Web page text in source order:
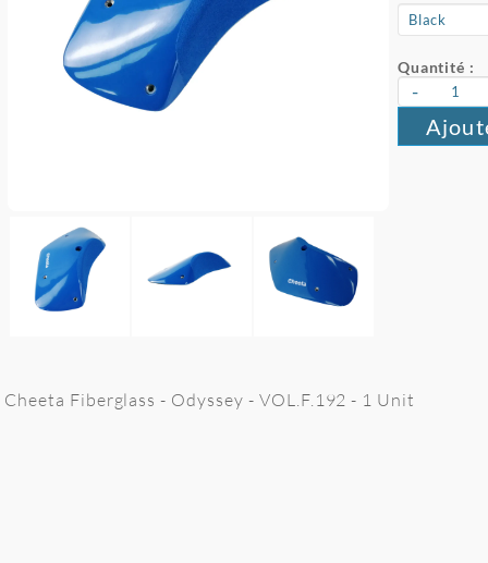
Quantité :
-
Cheeta Fiberglass - Odyssey - VOL.F.192 - 1 Unit